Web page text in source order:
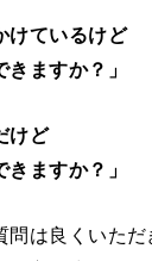
けているけど
きますか？」
けど
ますか？」
問は良くいただ